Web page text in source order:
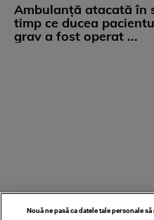
Ambulanță atacată în
timp ce ducea
grav a fost operat ...
Nouă ne pasă ca datele tale personale